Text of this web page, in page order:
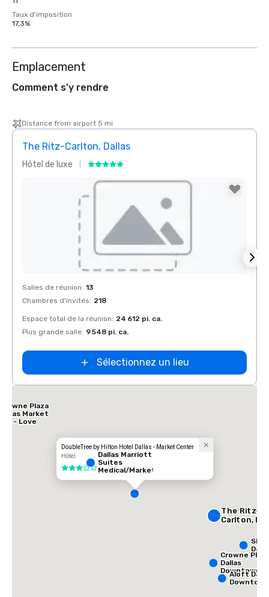
Taux d'imposition
17,3%
Emplacement
Comment s'y rendre
Distance from airport 5 mi
The Ritz-Carlton, Dallas
Hôtel de luxe
Removed from favorites
Salles de réunion: 13
Chambres d'invités: 218
Espace total de la réunion: 24 612 pi. ca.
Plus grande salle: 9 548 pi. ca.
Sélectionnez un lieu
DoubleTree by Hilton Hotel Dallas - Market Center
Hôtel
3 sur 5
The Ritz-
Carlton,
Crowne
Dallas
Downtown
Plaza
Market
- Love
Dallas Marriott
Suites
Medical/Market
Aloft
Downtown